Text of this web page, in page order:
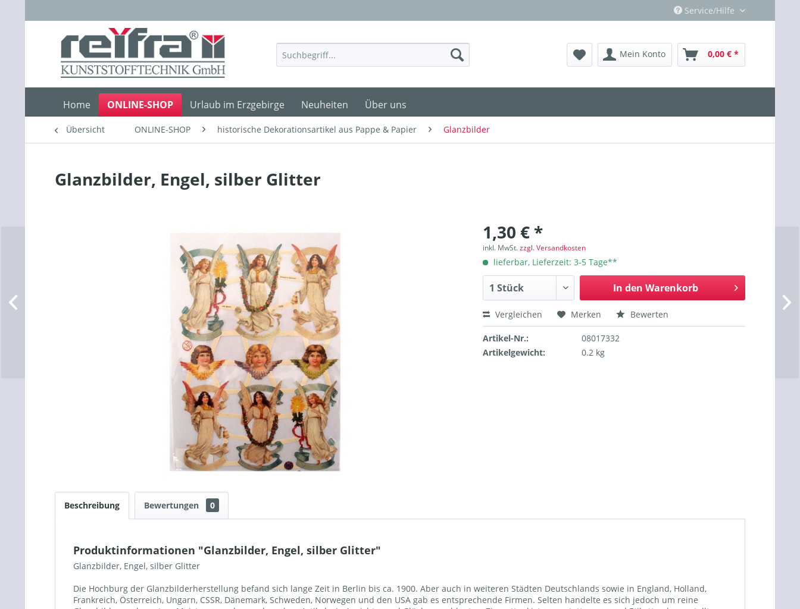
Service/Hilfe
Mein Konto 0,00 € *
Home ONLINE-SHOP Urlaub im Erzgebirge Neuheiten Über uns
Übersicht ONLINE-SHOP historische Dekorationsartikel aus Pappe & Papier Glanzbilder
Glanzbilder, Engel, silber Glitter
1,30 € *
inkl. MwSt.zzgl. Versandkosten
lieferbar, Lieferzeit: 3-5 Tage**
In den Warenkorb
Vergleichen Merken Bewerten
Artikel-Nr.:
08017332
Artikelgewicht:
0.2 kg
Beschreibung Bewertungen 0
Produktinformationen "Glanzbilder, Engel, silber Glitter"
Glanzbilder, Engel, silber Glitter
Die Hochburg der Glanzbilderherstellung befand sich lange Zeit in Berlin bis ca. 1900. Aber auch in weiteren Städten Deutschlands sowie in England, Holland,
Frankreich, Österreich, Ungarn, CSSR, Dänemark, Schweden, Norwegen und den USA gab es entsprechende Firmen. Selten handelte es sich jedoch um reine